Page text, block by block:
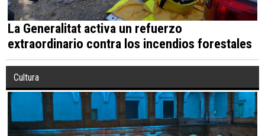
La Generalitat activa un refuerzo
extraordinario contra los incendios forestales
Cultura